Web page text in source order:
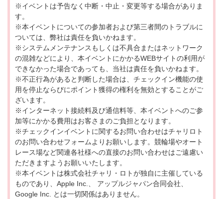
※イベントは予告なく中断・中止・変更等する場合がありま
す。
※本イベントについての参加者および第三者間のトラブルに
ついては、弊社は責任を負いかねます。
※システムメンテナンスもしくは不具合またはネットワーク
の混雑などにより、本イベントにかかるWEBサイトの利用が
できなかった場合であっても、当社は責任を負いかねます。
※不正行為があると判断した場合は、チェックイン機能の使
用を停止ならびにポイント獲得の権利を無効とすることがご
ざいます。
※インターネット接続料及び通信料等、本イベントへのご参
加等にかかる費用はお客さまのご負担となります。
※チェックインイベントに関するお問い合わせはチャリロト
のお問い合わせフォームよりお願いします。競輪場やオート
レース場など関連各社様への直接のお問い合わせはご遠慮い
ただきますようお願いいたします。
※本イベントは株式会社チャリ・ロトが独自に主催している
ものであり、Apple Inc.、 アップルジャパン合同会社、
Google Inc. とは一切関係はありません。